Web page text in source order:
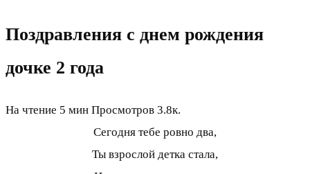
Поздравления с днем рождения
дочке 2 года
На чтение 5 мин Просмотров 3.8к.
Сегодня тебе ровно два,
Ты взрослой детка стала,